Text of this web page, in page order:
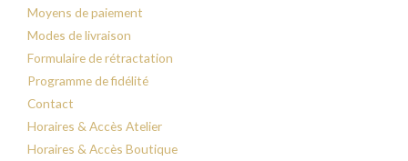
Moyens de paiement
Modes de livraison
Formulaire de rétractation
Programme de fidélité
Contact
Horaires & Accès Atelier
Horaires & Accès Boutique